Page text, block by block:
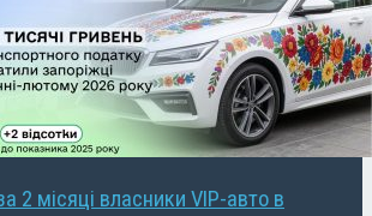
2 місяці власники VIP-авто в